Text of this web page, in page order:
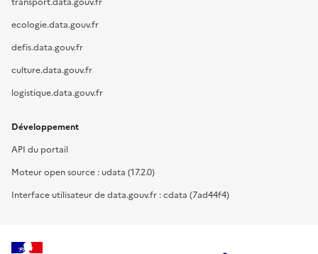
ecologie.data.gouv.fr
defis.data.gouv.fr
culture.data.gouv.fr
logistique.data.gouv.fr
Développement
API du portail
Moteur open source : udata (17.2.0)
Interface utilisateur de data.gouv.fr : cdata (7ad44f4)